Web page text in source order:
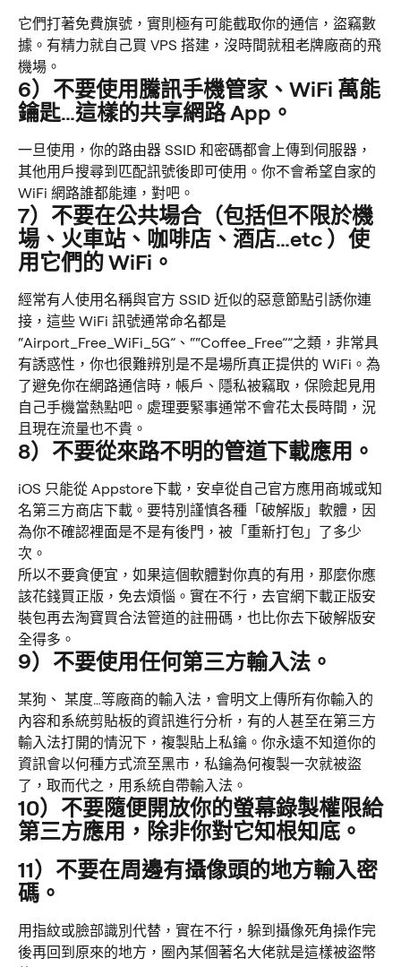
它們打著免費旗號，實則極有可能截取你的通信，盜竊數
據。有精力就自己買 VPS 搭建，沒時間就租老牌廠商的飛
機場。
6）不要使用騰訊手機管家、WiFi 萬能
鑰匙…這樣的共享網路 App。
一旦使用，你的路由器 SSID 和密碼都會上傳到伺服器，
其他用戶搜尋到匹配訊號後即可使用。你不會希望自家的
WiFi 網路誰都能連，對吧。
7）不要在公共場合（包括但不限於機
場、火車站、咖啡店、酒店…etc ）使
用它們的 WiFi。
經常有人使用名稱與官方 SSID 近似的惡意節點引誘你連
接，這些 WiFi 訊號通常命名都是
“Airport_Free_WiFi_5G”、““Coffee_Free””之類，非常具
有誘惑性，你也很難辨別是不是場所真正提供的 WiFi。為
了避免你在網路通信時，帳戶、隱私被竊取，保險起見用
自己手機當熱點吧。處理要緊事通常不會花太長時間，況
且現在流量也不貴。
8）不要從來路不明的管道下載應用。
iOS 只能從 Appstore下載，安卓從自己官方應用商城或知
名第三方商店下載。要特別謹慎各種「破解版」軟體，因
為你不確認裡面是不是有後門，被「重新打包」了多少
次。
所以不要貪便宜，如果這個軟體對你真的有用，那麼你應
該花錢買正版，免去煩惱。實在不行，去官網下載正版安
裝包再去淘寶買合法管道的註冊碼，也比你去下破解版安
全得多。
9）不要使用任何第三方輸入法。
某狗、 某度…等廠商的輸入法，會明文上傳所有你輸入的
內容和系統剪貼板的資訊進行分析，有的人甚至在第三方
輸入法打開的情況下，複製貼上私鑰。你永遠不知道你的
資訊會以何種方式流至黑市，私鑰為何複製一次就被盜
了，取而代之，用系統自帶輸入法。
10）不要隨便開放你的螢幕錄製權限給
第三方應用，除非你對它知根知底。
11）不要在周邊有攝像頭的地方輸入密
碼。
用指紋或臉部識別代替，實在不行，躲到攝像死角操作完
後再回到原來的地方，圈內某個著名大佬就是這樣被盜幣